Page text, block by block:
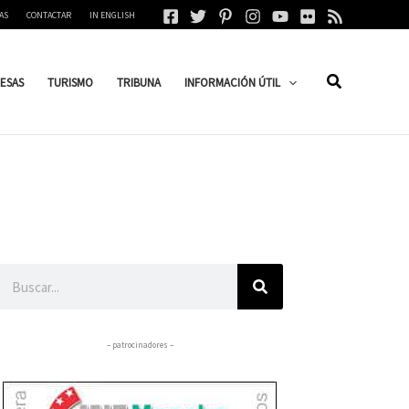
CONTACTAR IN ENGLISH
TURISMO TRIBUNA INFORMACIÓN ÚTIL
– patrocinadores –